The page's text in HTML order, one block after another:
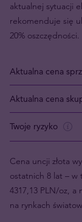
aktualnej sytuacji
rekomenduje się
20% oszczędności.
Aktualna cena
Aktualna cena
Twoje ryzyko
Cena uncji złota
ostatnich 8 lat – w
4317,13 PLN/oz, a
na rynkach